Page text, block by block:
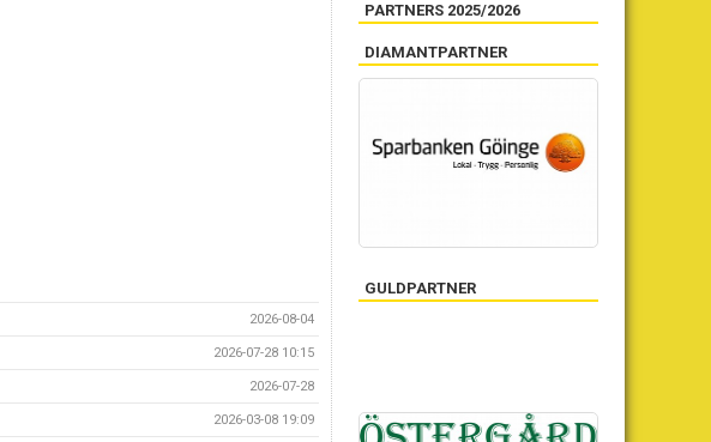
2026-08-04
2026-07-28 10:15
2026-07-28
2026-03-08 19:09
PARTNERS 2025/2026
DIAMANTPARTNER
GULDPARTNER